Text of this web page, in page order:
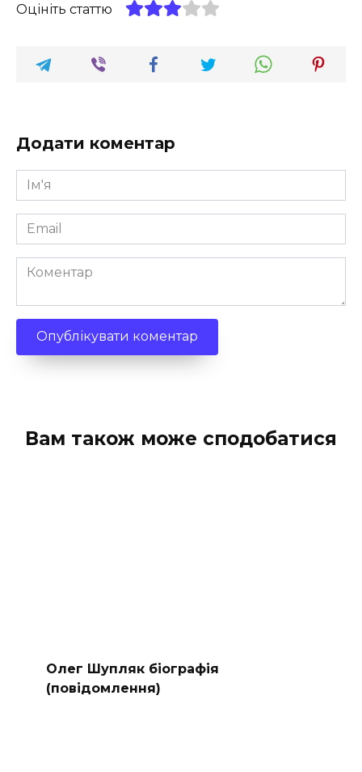
Оцініть статтю
Додати коментар
Ім'я
*
Email
*
Коментар
Вам також може сподобатися
Олег Шупляк біографія
(повідомлення)